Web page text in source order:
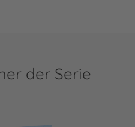
der Serie